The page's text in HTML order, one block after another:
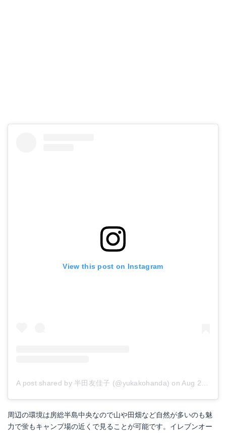
View this post on Instagram
A post shared by 半田友佳子 (@yukakohanda) on Aug 2, 2014 at 4:35pm PDT
周辺の環境は房総半島中央なので山や田畑など自然が多いのも魅
力で蛍もキャンプ場の近くで見ることが可能です。イレブンオー